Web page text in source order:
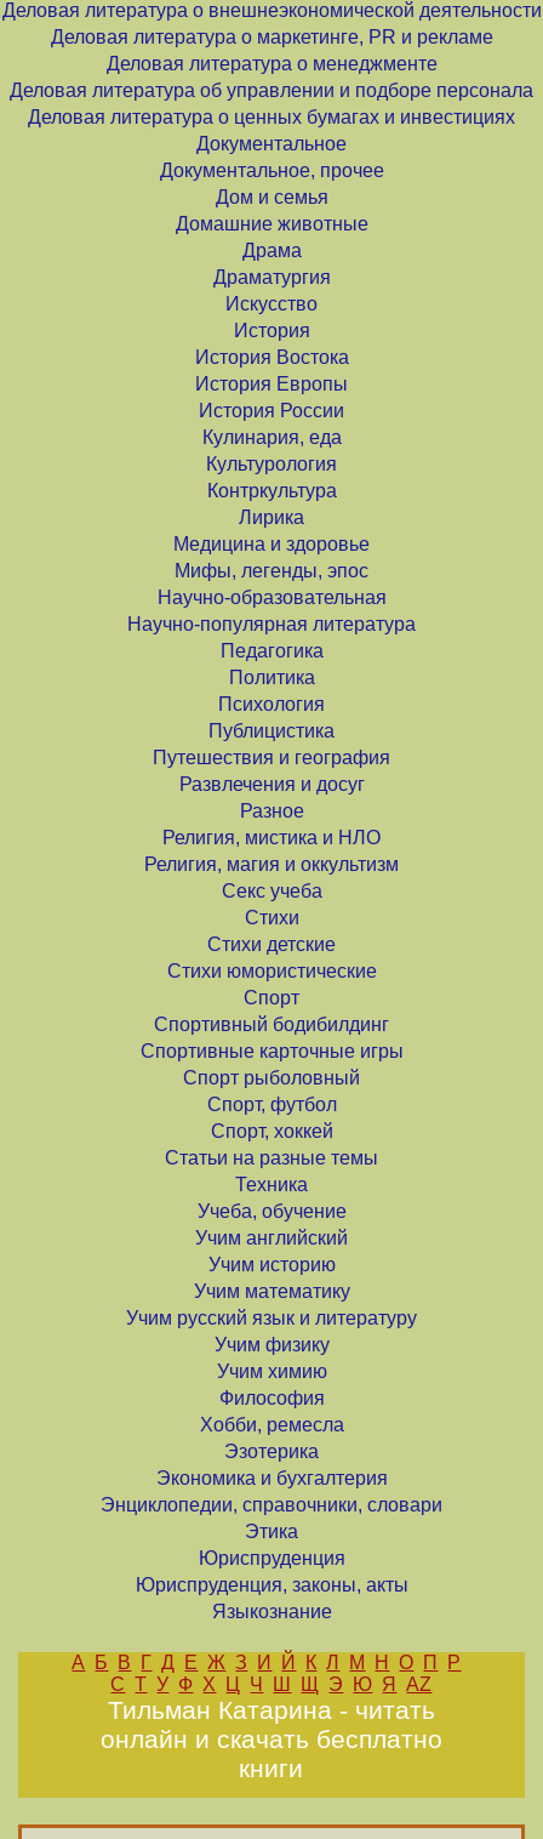
Деловая литература о внешнеэкономической деятельности
Деловая литература о маркетинге, PR и рекламе
Деловая литература о менеджменте
Деловая литература об управлении и подборе персонала
Деловая литература о ценных бумагах и инвестициях
Документальное
Документальное, прочее
Дом и семья
Домашние животные
Драма
Драматургия
Искусство
История
История Востока
История Европы
История России
Кулинария, еда
Культурология
Контркультура
Лирика
Медицина и здоровье
Мифы, легенды, эпос
Научно-образовательная
Научно-популярная литература
Педагогика
Политика
Психология
Публицистика
Путешествия и география
Развлечения и досуг
Разное
Религия, мистика и НЛО
Религия, магия и оккультизм
Секс учеба
Стихи
Стихи детские
Стихи юмористические
Спорт
Спортивный бодибилдинг
Спортивные карточные игры
Спорт рыболовный
Спорт, футбол
Спорт, хоккей
Статьи на разные темы
Техника
Учеба, обучение
Учим английский
Учим историю
Учим математику
Учим русский язык и литературу
Учим физику
Учим химию
Философия
Хобби, ремесла
Эзотерика
Экономика и бухгалтерия
Энциклопедии, справочники, словари
Этика
Юриспруденция
Юриспруденция, законы, акты
Языкознание
А Б В Г Д Е Ж З И Й К Л М Н О П
Р
С Т У Ф Х Ц Ч Ш Щ Э Ю Я AZ
Тильман Катарина - читать
онлайн и скачать бесплатно
книги